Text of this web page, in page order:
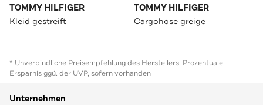
TOMMY HILFIGER
Kleid gestreift
TOMMY HILFIGER
Cargohose greige
* Unverbindliche Preisempfehlung des Herstellers. Prozentuale
Ersparnis ggü. der UVP, sofern vorhanden
Unternehmen